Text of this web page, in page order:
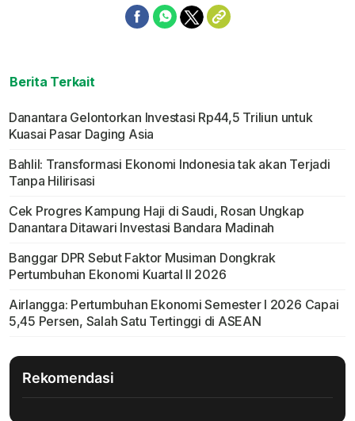
Berita Terkait
Danantara Gelontorkan Investasi Rp44,5 Triliun untuk
Kuasai Pasar Daging Asia
Bahlil: Transformasi Ekonomi Indonesia tak akan Terjadi
Tanpa Hilirisasi
Cek Progres Kampung Haji di Saudi, Rosan Ungkap
Danantara Ditawari Investasi Bandara Madinah
Banggar DPR Sebut Faktor Musiman Dongkrak
Pertumbuhan Ekonomi Kuartal II 2026
Airlangga: Pertumbuhan Ekonomi Semester I 2026 Capai
5,45 Persen, Salah Satu Tertinggi di ASEAN
Rekomendasi